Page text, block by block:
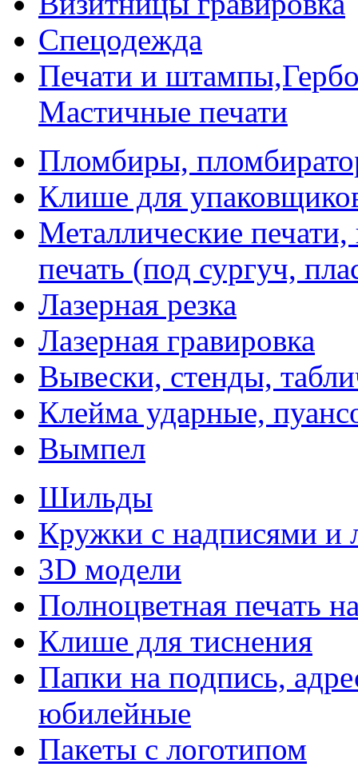
Спецодежда
Печати и
Мастичные печати
Пломбиры,
Клише для
Металлические
печать (под сургуч,
Лазерная резка
Лазерная гравировка
Вывески, стенды,
Клейма ударные,
Вымпел
Шильды
Кружки с надписями и
3D модели
Полноцветная печать
Клише для тиснения
Папки на подпись,
юбилейные
Пакеты с логотипом